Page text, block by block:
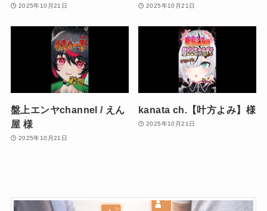
2025年10月21日 2025年10月21日
盤上エンヤchannel / えん
屋 様
2025年10月21日
kanata ch.【叶方よみ】様
2025年10月21日